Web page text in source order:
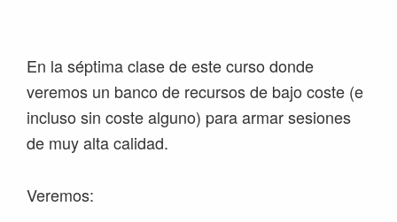
navegación
principal
contenido
principal
barra
lateral
principal
página
En la séptima clase de este curso donde
veremos un banco de recursos de bajo coste (e
incluso sin coste alguno) para armar sesiones
de muy alta calidad.
Veremos: